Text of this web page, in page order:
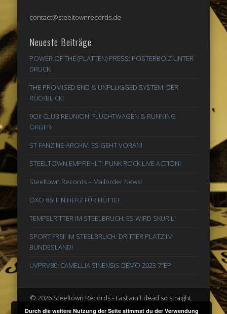
contact@steeltownrecords.de
Neueste Beiträge
POWER OF THE (PLATTEN) PRESS: POSTERBOIZ UNTER
DRUCK!
THE PROMISED END & UNPLUGGED SYSTEM: DER
RÜCKBLICK!
9Oi! CLUB REUNION: FLUCHTWAGEN & RUNNING
ORDER!
ST FANZINE-ARCHIV: ES GEHT VORAN!
STEELTOWN EMPFIEHLT: PUNK ROCK LIVE ACTION!
Steeltown Records – Mailorder News!
OXO 86: EIN HERZ FÜR HÜTTE!
TEMPELRITTER IM STEELBRUCH: ES WIRD SKURIL!
SPORT FREI! IM STEELBRUCH: DRITTER PLATZ IM
BUNDESLAND!
UVPRV80: CAMELLIA SINENSIS DÉMO 2023 7″EP
© 2026 Steeltown Records - East ain`t dead so straight
ahead
Durch die weitere Nutzung der Seite stimmst du der Verwendung